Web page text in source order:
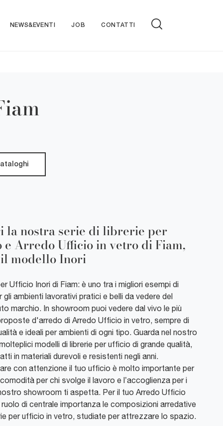
NEWS&EVENTI JOB CONTATTI
la nostra serie di librerie per
e Arredo Ufficio in vetro di Fiam,
modello Inori
Ufficio Inori di Fiam: è uno tra i migliori esempi di
gli ambienti lavorativi pratici e belli da vedere del
marchio. In showroom puoi vedere dal vivo le più
d'arredo di Arredo Ufficio in vetro, sempre di
e ideali per ambienti di ogni tipo. Guarda nel nostro
modelli di librerie per ufficio di grande qualità,
in materiali durevoli e resistenti negli anni.
con attenzione il tuo ufficio è molto importante per
per chi svolge il lavoro e l’accoglienza per i
showroom ti aspetta. Per il tuo Arredo Ufficio
ruolo di centrale importanza le composizioni arredative
per ufficio in vetro, studiate per attrezzare lo spazio.